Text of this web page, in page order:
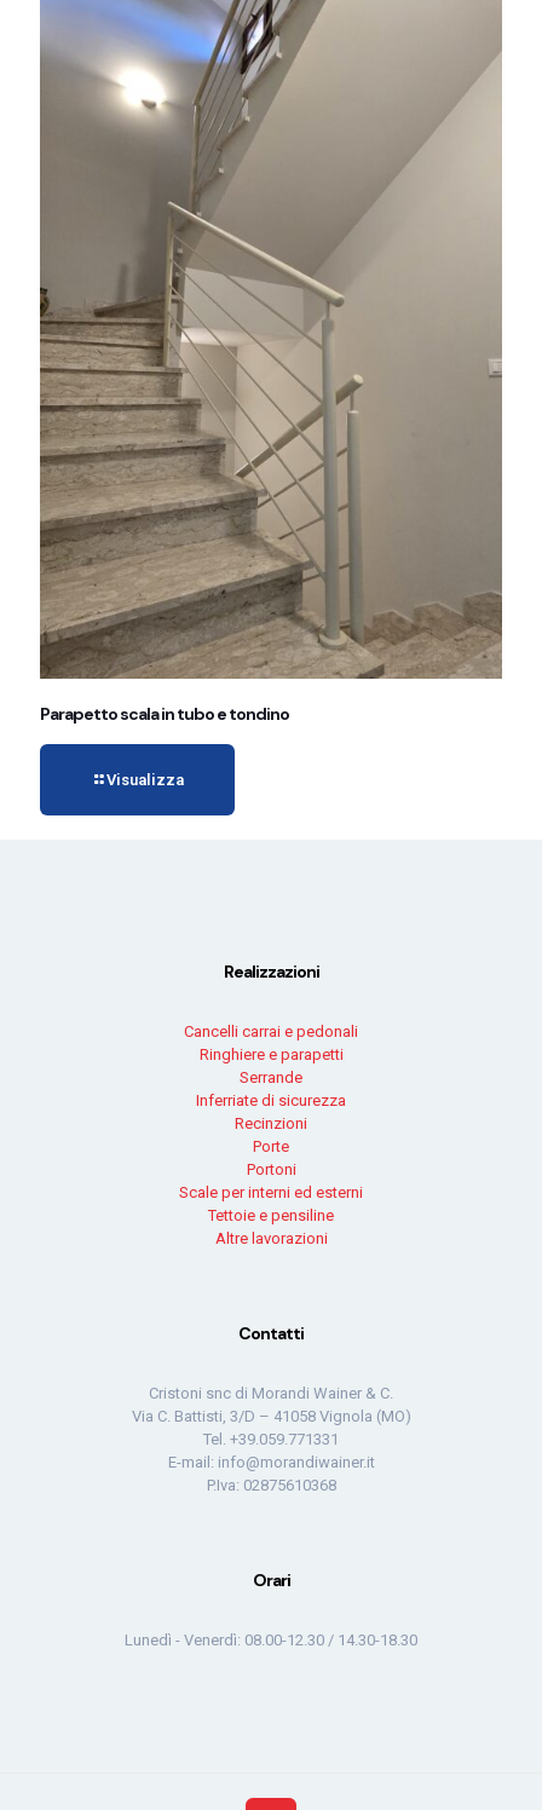
Parapetto scala in tubo e tondino
Visualizza
Realizzazioni
Cancelli carrai e pedonali
Ringhiere e parapetti
Serrande
Inferriate di sicurezza
Recinzioni
Porte
Portoni
Scale per interni ed esterni
Tettoie e pensiline
Altre lavorazioni
Contatti
Cristoni snc di Morandi Wainer & C.
Via C. Battisti, 3/D – 41058 Vignola (MO)
Tel. +39.059.771331
E-mail: info@morandiwainer.it
P.Iva: 02875610368
Orari
Lunedì - Venerdì: 08.00-12.30 / 14.30-18.30